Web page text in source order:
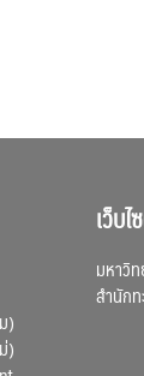
)
)
เว็บ
มหาวิ
สำนัก